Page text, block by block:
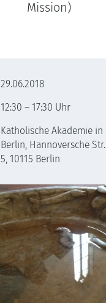
Mission)
29.06.2018
12:30 – 17:30 Uhr
Katholische Akademie in
Berlin, Hannoversche Str.
5, 10115 Berlin